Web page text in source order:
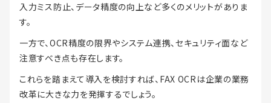
入力ミス防止、データ精度の向上など多くのメリットがありま
す。
一方で、OCR精度の限界やシステム連携、セキュリティ面など
注意すべき点も存在します。
これらを踏まえて導入を検討すれば、FAX OCRは企業の業務
改革に大きな力を発揮するでしょう。